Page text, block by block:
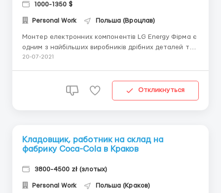
1000-1350 $
Personal Work Польша (Вроцлав)
Монтер електронних компонентів LG Energy Фірма є
одним з найбільших виробників дрібних деталей та
з'єднань для акумуляторів Tesla, BMW, Jaguar.
організований транспорт зі Львова на місце о...
20-07-2021
Откликнуться
Кладовщик, работник на склад на
фабрику Coca-Cola в Краков
3800-4500 zł (злотых)
Personal Work Польша (Краков)